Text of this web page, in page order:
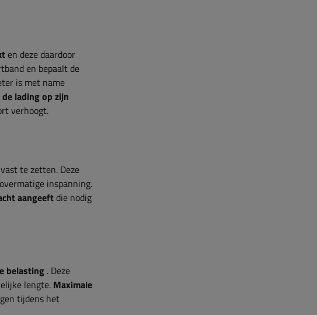
en deze daardoor
en bepaalt de
is met name
lading op zijn
verhoogt.
te zetten. Deze
inspanning.
aangeeft die nodig
belasting . Deze
lengte. Maximale
tijdens het